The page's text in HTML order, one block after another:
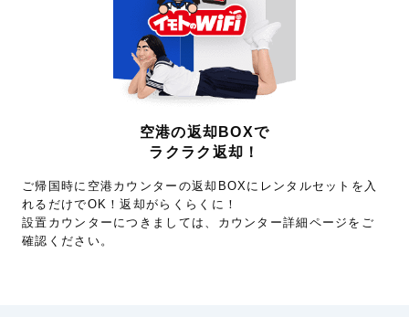
空港の返却BOXで
ラクラク返却！
ご帰国時に空港カウンターの返却BOXにレンタルセットを入
れるだけでOK！返却がらくらくに！
設置カウンターにつきましては、カウンター詳細ページをご
確認ください。